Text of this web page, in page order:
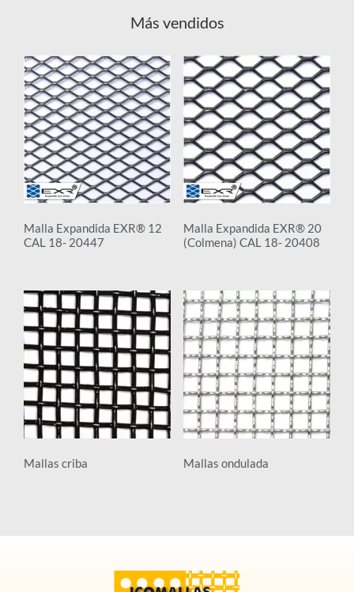
Más vendidos
Malla Expandida EXR® 12
CAL 18- 20447
Malla Expandida EXR® 20
(Colmena) CAL 18- 20408
Mallas criba Mallas ondulada